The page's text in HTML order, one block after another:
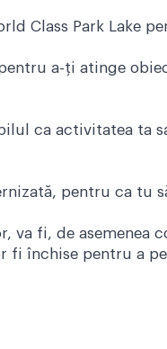
Class Park Lake
a-ți atinge
ca activitatea ta
pentru ca tu
va fi, de asemenea
fi închise pentru a